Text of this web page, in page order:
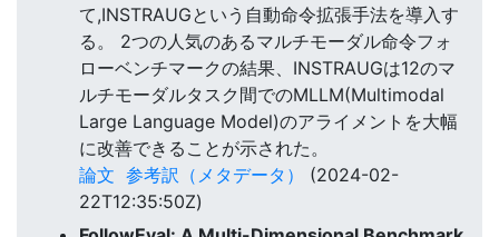
て,INSTRAUGという自動命令拡張手法を導入す
る。 2つの人気のあるマルチモーダル命令フォ
ローベンチマークの結果、INSTRAUGは12のマ
ルチモーダルタスク間でのMLLM(Multimodal
Large Language Model)のアライメントを大幅
に改善できることが示された。
論文 参考訳（メタデータ）
(2024-02-
22T12:35:50Z)